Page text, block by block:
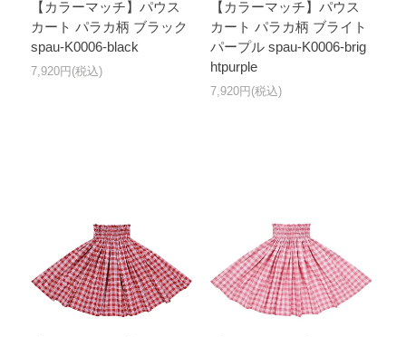
【カラーマッチ】パウス
カート パラカ柄 ブラック
spau-K0006-black
7,920円(税込)
【カラーマッチ】パウス
カート パラカ柄 ブライト
パープル spau-K0006-brig
htpurple
7,920円(税込)